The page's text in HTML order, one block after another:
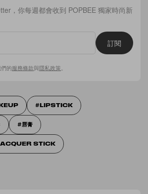
，你每週都會收到 POPBEE 獨家時尚新
訂閱
的服務條款與隱私政策
LIPSTICK
唇膏
STICK